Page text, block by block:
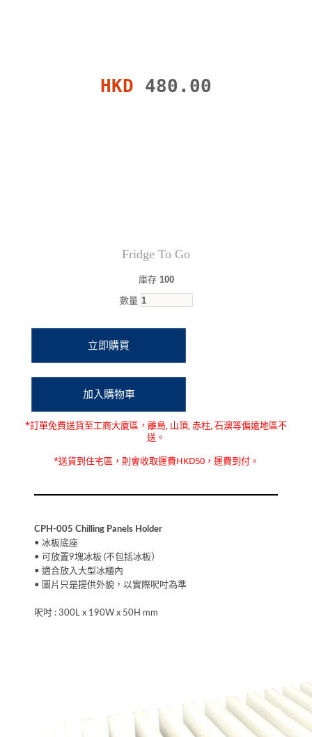
HKD 480.00
Fridge To Go
庫存 100
數量
*訂單免費送貨至工商大廈區，離島, 山頂, 赤柱, 石澳等偏遠地區不
送 。
*送貨到住宅區，則會收取運費HKD50，運費到付。
CPH-005 Chilling Panels Holder
• 冰板底座
• 可放置9塊冰板 (不包括冰板）
• 適合放入大型冰櫃內
• 圖片只是提供外貌，以實際呎吋為準
呎吋 : 300L x 190W x 50H mm